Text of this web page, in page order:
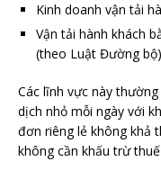
Kinh doanh vận tải
Vận tải hành khách
(theo Luật Đường
Các lĩnh vực này
dịch nhỏ mỗi ngày với
đơn riêng lẻ không khả
không cần khấu trừ thuế